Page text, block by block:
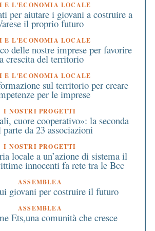
E L'ECONOMIA LOCALE
per aiutare i giovani a costruire a
il proprio futuro
E L'ECONOMIA LOCALE
delle nostre imprese per favorire
crescita del territorio
E L'ECONOMIA LOCALE
sul territorio per creare
per le imprese
I NOSTRI PROGETTI
cuore cooperativo»: la seconda
parte da 23 associazioni
I NOSTRI PROGETTI
locale a un’azione di sistema il
innocenti fa rete tra le Bcc
ASSEMBLEA
giovani per costruire il futuro
ASSEMBLEA
Ets,una comunità che cresce